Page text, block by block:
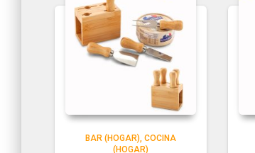
BAR (HOGAR) COCINA
(HOGAR)